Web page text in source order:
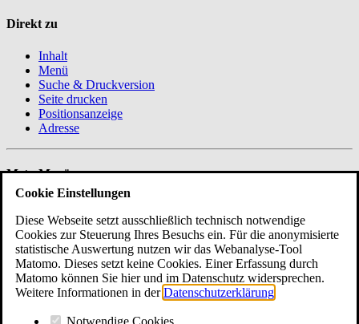
Direkt zu
Inhalt
Menü
Suche & Druckversion
Seite drucken
Positionsanzeige
Adresse
Meta-Menü
Hilfe
Leichte Sprache
Suche
Suchbegriff
Cookie Einstellungen
Diese Webseite setzt ausschließlich technisch notwendige
Cookies zur Steuerung Ihres Besuchs ein. Für die anonymisierte
statistische Auswertung nutzen wir das Webanalyse-Tool
Matomo. Dieses setzt keine Cookies. Einer Erfassung durch
Matomo können Sie hier und im Datenschutz widersprechen.
Weitere Informationen in derDatenschutzerklärung
Notwendige Cookies